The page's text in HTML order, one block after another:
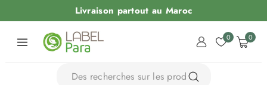
Livraison partout au Maroc
0 0